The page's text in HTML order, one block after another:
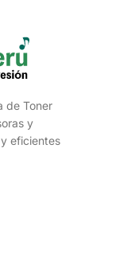
de Toner
y
eficientes